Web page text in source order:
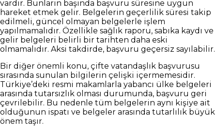
vardır. Bunların başında başvuru süresine uygun
hareket etmek gelir. Belgelerin geçerlilik süresi takip
edilmeli, güncel olmayan belgelerle işlem
yapılmamalıdır. Özellikle sağlık raporu, sabıka kaydı ve
gelir belgeleri belirli bir tarihten daha eski
olmamalıdır. Aksi takdirde, başvuru geçersiz sayılabilir.
Bir diğer önemli konu, çifte vatandaşlık başvurusu
sırasında sunulan bilgilerin çelişki içermemesidir.
Türkiye’deki resmi makamlarla yabancı ülke belgeleri
arasında tutarsızlık olması durumunda, başvuru geri
çevrilebilir. Bu nedenle tüm belgelerin aynı kişiye ait
olduğunun ispatı ve belgeler arasında tutarlılık büyük
önem taşır.